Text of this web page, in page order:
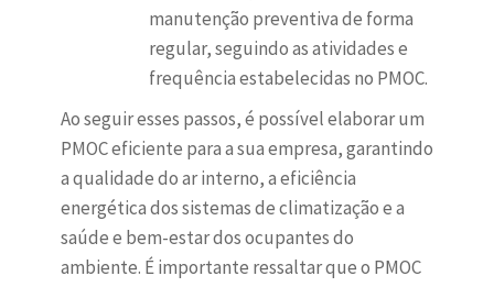
manutenção preventiva de forma
regular, seguindo as atividades e
frequência estabelecidas no PMOC.
Ao seguir esses passos, é possível elaborar um
PMOC eficiente para a sua empresa, garantindo
a qualidade do ar interno, a eficiência
energética dos sistemas de climatização e a
saúde e bem-estar dos ocupantes do
ambiente. É importante ressaltar que o PMOC